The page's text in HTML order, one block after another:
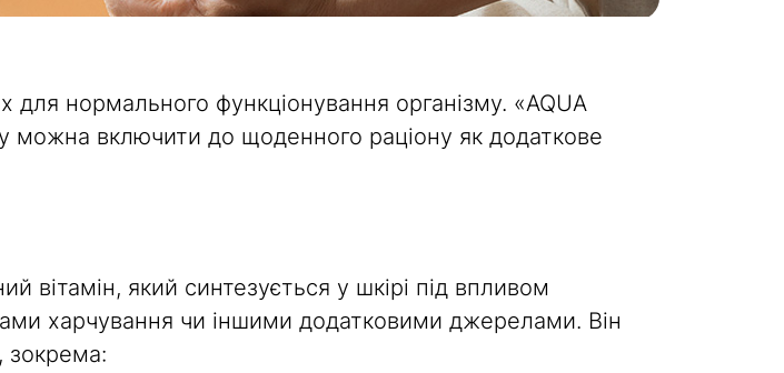
для нормального функціонування організму. «AQUA
можна включити до щоденного раціону як додаткове
який синтезується у шкірі під впливом
харчування чи іншими додатковими джерелами. Він
зокрема: